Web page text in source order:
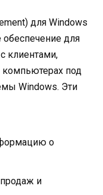
для Windows
обеспечение для
клиентами,
компьютерах под
Windows. Эти
о
и